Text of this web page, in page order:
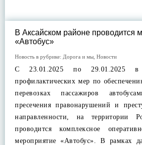
В Аксайском районе проводится
«Автобус»
Новость в рубрике: Дорога и мы Новости
С 23.01.2025 по 29.01.2025 в
профилактических мер по
перевозках пассажиров
пресечения правонарушений и
направленности, на территории
проводится комплексное
мероприятие «Автобус». В рамках